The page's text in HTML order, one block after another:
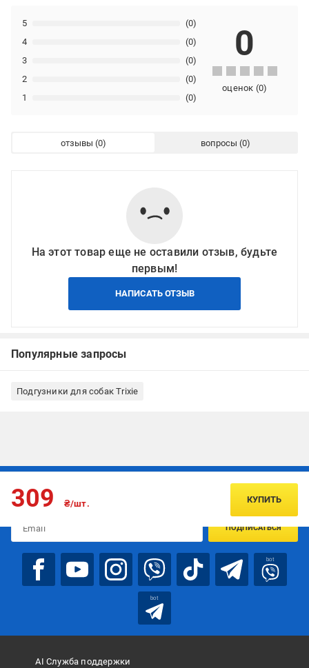
1 (0)
2 (0)
3 (0)
4 (0)
5 (0)
0
оценок (0)
отзывы вопросы
На этот товар еще не оставили отзыв, будьте
первым!
НАПИСАТЬ ОТЗЫВ
Популярные запросы
Подгузники для собак Trixie
309 ₴/шт. КУПИТЬ
Подписывайтесь, чтобы узнавать первым об акцияx и
ПОДПИСАТЬСЯ
bot
bot
AI Служба поддержки